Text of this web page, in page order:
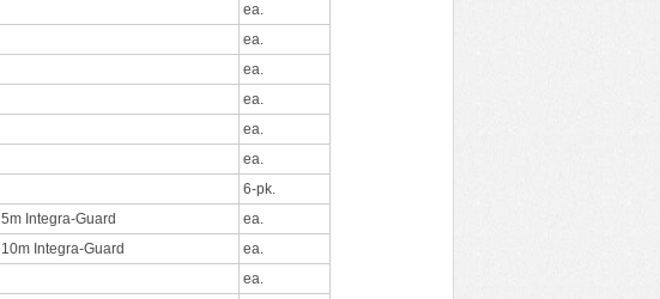
ea.
ea.
ea.
ea.
ea.
ea.
6-pk.
5m Integra-Guard
ea.
10m Integra-Guard
ea.
ea.